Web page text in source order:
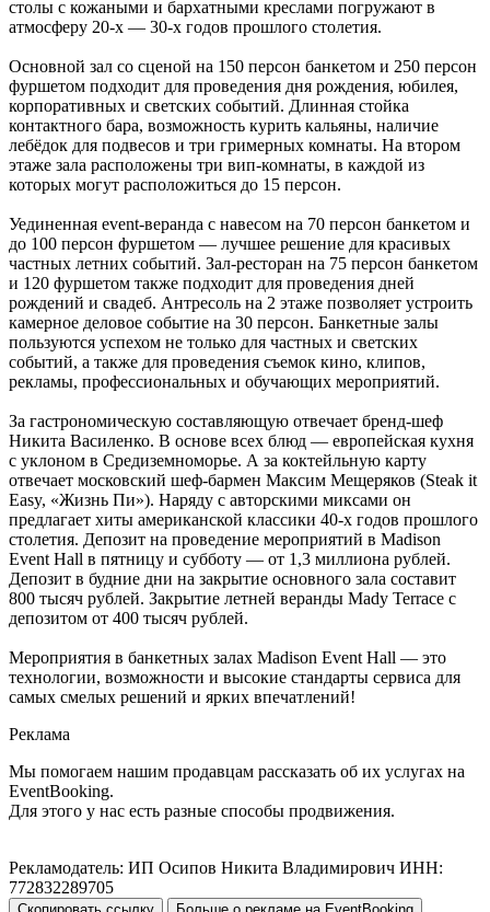
столы с кожаными и бархатными креслами погружают в
атмосферу 20-х — 30-х годов прошлого столетия.
Основной зал со сценой на 150 персон банкетом и 250 персон
фуршетом подходит для проведения дня рождения, юбилея,
корпоративных и светских событий. Длинная стойка
контактного бара, возможность курить кальяны, наличие
лебёдок для подвесов и три гримерных комнаты. На втором
этаже зала расположены три вип-комнаты, в каждой из
которых могут расположиться до 15 персон.
Уединенная event-веранда с навесом на 70 персон банкетом и
до 100 персон фуршетом — лучшее решение для красивых
частных летних событий. Зал-ресторан на 75 персон банкетом
и 120 фуршетом также подходит для проведения дней
рождений и свадеб. Антресоль на 2 этаже позволяет устроить
камерное деловое событие на 30 персон. Банкетные залы
пользуются успехом не только для частных и светских
событий, а также для проведения съемок кино, клипов,
рекламы, профессиональных и обучающих мероприятий.
За гастрономическую составляющую отвечает бренд-шеф
Никита Василенко. В основе всех блюд — европейская кухня
с уклоном в Средиземноморье. А за коктейльную карту
отвечает московский шеф-бармен Максим Мещеряков (Steak it
Easy, «Жизнь Пи»). Наряду с авторскими миксами он
предлагает хиты американской классики 40-х годов прошлого
столетия. Депозит на проведение мероприятий в Madison
Event Hall в пятницу и субботу — от 1,3 миллиона рублей.
Депозит в будние дни на закрытие основного зала составит
800 тысяч рублей. Закрытие летней веранды Mady Terrace с
депозитом от 400 тысяч рублей.
Мероприятия в банкетных залах Madison Event Hall — это
технологии, возможности и высокие стандарты сервиса для
самых смелых решений и ярких впечатлений!
Реклама
Мы помогаем нашим продавцам рассказать об их услугах на
EventBooking.
Для этого у нас есть разные способы продвижения.
Рекламодатель: ИП Осипов Никита Владимирович ИНН:
772832289705